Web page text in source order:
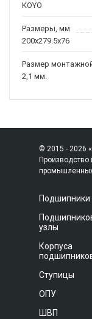
KOYO
Размеры, мм
200x279.5x76
Размер
2,1 мм.
© 2015 - 2026
Производство
Подшипники
узлы
Корпуса
Ступицы
ОПУ
ШВП